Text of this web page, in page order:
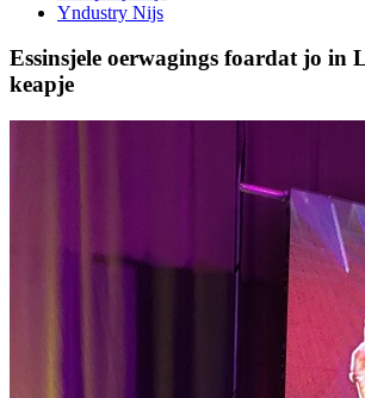
Yndustry Nijs
Essinsjele oerwagings foardat jo in
keapje